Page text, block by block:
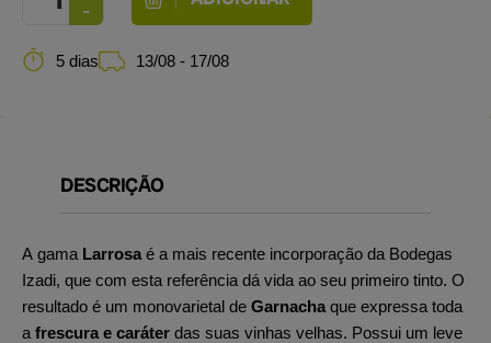
5 dias 13/08 - 17/08
DESCRIÇÃO
A gama Larrosa é a mais recente incorporação da Bodegas
Izadi, que com esta referência dá vida ao seu primeiro tinto. O
resultado é um monovarietal de Garnacha que expressa toda
a frescura e caráter das suas vinhas velhas. Possui um leve